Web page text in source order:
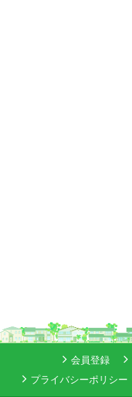
会員登録
プライバシーポリシー